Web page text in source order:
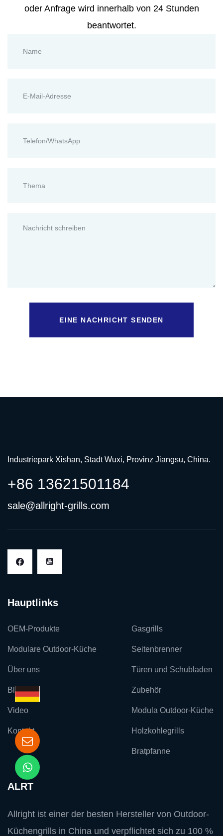
oder Anfrage wird innerhalb von 24 Stunden
beantwortet.
EINE NACHRICHT SENDEN
Industriepark Xishan, Stadt Wuxi, Provinz Jiangsu, China.
+86 13621501184
sale@allright-grills.com
Hauptlinks
OEM-Produkte
Modulare Outdoor-Küche
Über uns
Blog
Video
Kontakt
Gasgrills
Seitenbrenner
Türen und Schubladen
Zubehör
Modula Outdoor-Küche
Holzkohlegrills
Bratpfanne
ALRT
Allright ist einer der besten Hersteller von Outdoor-
Küchengrills in China und verpflichtet sich zu 100 %